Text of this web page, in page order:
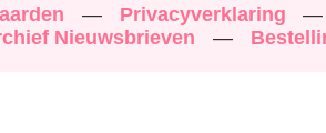
— Privacyverklaring —
Nieuwsbrieven
—